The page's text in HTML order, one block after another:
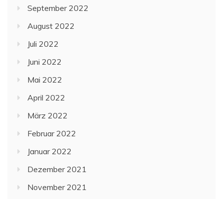
September 2022
August 2022
Juli 2022
Juni 2022
Mai 2022
April 2022
März 2022
Februar 2022
Januar 2022
Dezember 2021
November 2021